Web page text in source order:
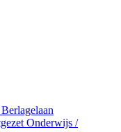
Onderwijs /